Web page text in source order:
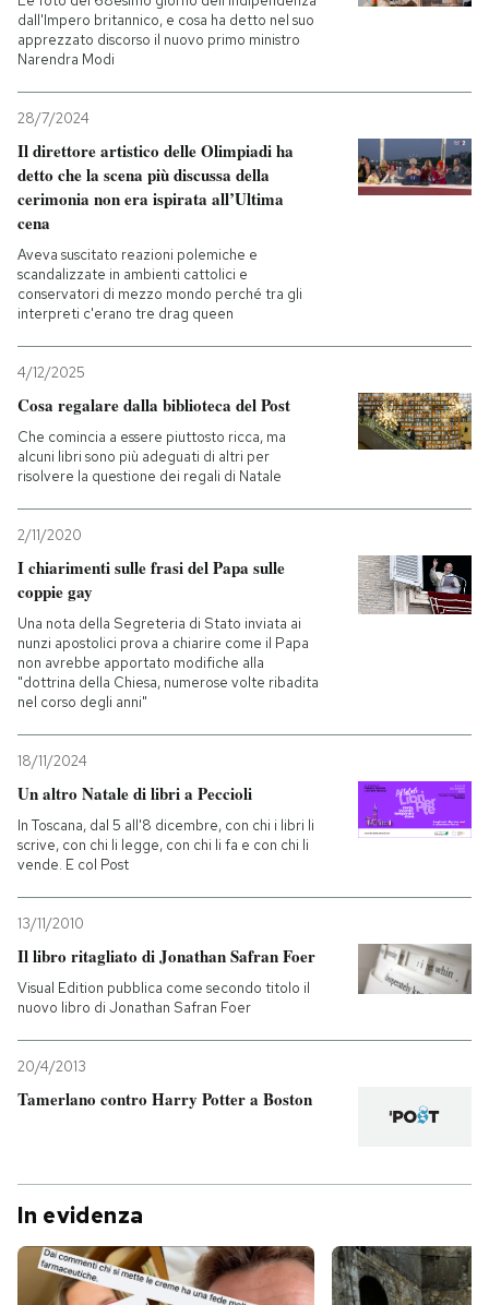
dall'Impero britannico, e cosa ha detto nel suo
apprezzato discorso il nuovo primo ministro
Narendra Modi
28/7/2024
Il direttore artistico delle Olimpiadi ha
detto che la scena più discussa della
cerimonia non era ispirata all’Ultima
cena
Aveva suscitato reazioni polemiche e
scandalizzate in ambienti cattolici e
conservatori di mezzo mondo perché tra gli
interpreti c'erano tre drag queen
4/12/2025
Cosa regalare dalla biblioteca del Post
Che comincia a essere piuttosto ricca, ma
alcuni libri sono più adeguati di altri per
risolvere la questione dei regali di Natale
2/11/2020
I chiarimenti sulle frasi del Papa sulle
coppie gay
Una nota della Segreteria di Stato inviata ai
nunzi apostolici prova a chiarire come il Papa
non avrebbe apportato modifiche alla
"dottrina della Chiesa, numerose volte ribadita
nel corso degli anni"
18/11/2024
Un altro Natale di libri a Peccioli
In Toscana, dal 5 all'8 dicembre, con chi i libri li
scrive, con chi li legge, con chi li fa e con chi li
vende. E col Post
13/11/2010
Il libro ritagliato di Jonathan Safran Foer
Visual Edition pubblica come secondo titolo il
nuovo libro di Jonathan Safran Foer
20/4/2013
Tamerlano contro Harry Potter a Boston
In evidenza